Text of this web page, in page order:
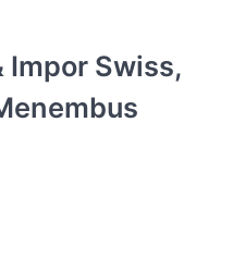
Impor Swiss,